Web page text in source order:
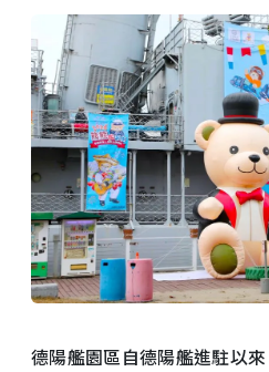
德陽艦園區自德陽艦進駐以